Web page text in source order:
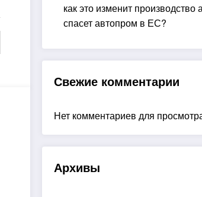
как это изменит производство
спасет автопром в ЕС?
Свежие комментарии
Нет комментариев для
Архивы